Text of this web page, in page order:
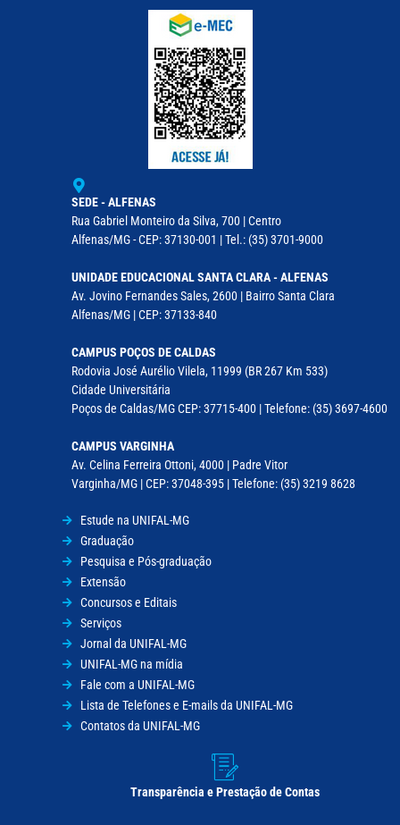
SEDE - ALFENAS
Rua Gabriel Monteiro da Silva, 700 | Centro
Alfenas/MG - CEP: 37130-001 | Tel.: (35) 3701-9000
UNIDADE EDUCACIONAL SANTA CLARA - ALFENAS
Av. Jovino Fernandes Sales, 2600 | Bairro Santa Clara
Alfenas/MG | CEP: 37133-840
CAMPUS POÇOS DE CALDAS
Rodovia José Aurélio Vilela, 11999 (BR 267 Km 533)
Cidade Universitária
Poços de Caldas/MG CEP: 37715-400 | Telefone: (35) 3697-4600
CAMPUS VARGINHA
Av. Celina Ferreira Ottoni, 4000 | Padre Vitor
Varginha/MG | CEP: 37048-395 | Telefone: (35) 3219 8628
Estude na UNIFAL-MG
Graduação
Pesquisa e Pós-graduação
Extensão
Concursos e Editais
Serviços
Jornal da UNIFAL-MG
UNIFAL-MG na mídia
Fale com a UNIFAL-MG
Lista de Telefones e E-mails da UNIFAL-MG
Contatos da UNIFAL-MG
Transparência e Prestação de Contas